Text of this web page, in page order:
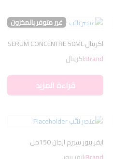
غير متوفر بالمخزون
اكرينال SERUM CONCENTRE 50ML
Brand:اكرينال
قراءة المزيد
ايفر بيور سيرم ارجان 150مل